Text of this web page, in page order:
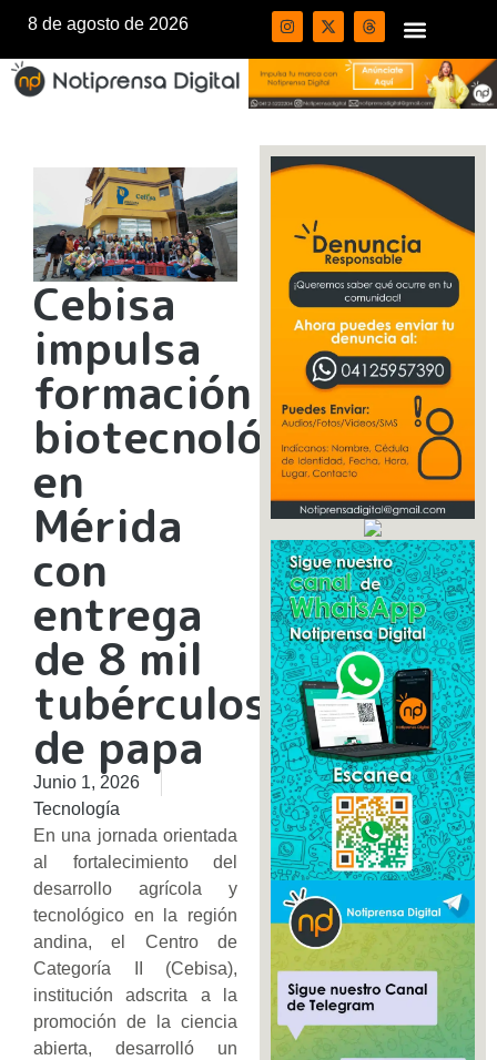
8 de agosto de 2026
Cebisa
impulsa
formación
biotecnológica
en
Mérida
con
entrega
de 8 mil
tubérculos
de papa
Junio 1, 2026
Tecnología
En una jornada orientada
al fortalecimiento del
desarrollo agrícola y
tecnológico en la región
andina, el Centro de
Categoría II (Cebisa),
institución adscrita a la
promoción de la ciencia
abierta, desarrolló un